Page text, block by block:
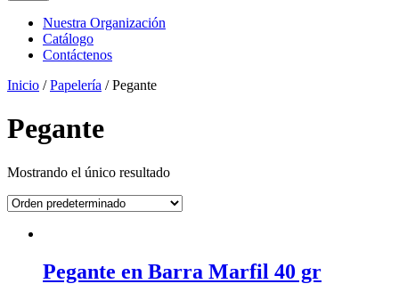
Nuestra Organización
Catálogo
Contáctenos
Inicio /Papelería / Pegante
Pegante
Mostrando el único resultado
Pegante en Barra Marfil 40 gr